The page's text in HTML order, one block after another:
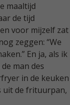
maaltijd
de tijd
voor mijzelf zat
zeggen: “We
En ja, als ik
man des
in de keuken
uit de frituurpan,